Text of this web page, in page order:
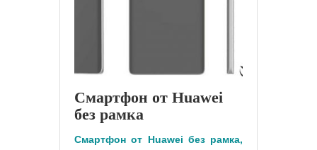
Смартфон от Huawei
без рамка
Смартфон от Huawei без рамка,